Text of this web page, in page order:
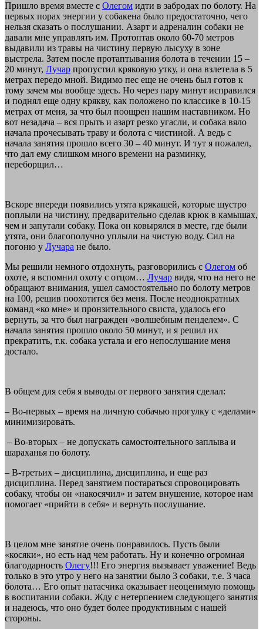
Пришло время вместе с Олегом идти в забродах по болоту. На
первых порах энергии у собакена было предостаточно, чего
нельзя сказать о послушании. Азарт и адреналин собаки не
давали мне управлять им. Протоптав около 60-70 метров
выдавили из травы на чистину первую лысуху в зоне
выстрела. Затем после протаптывания болота в течении 15 –
20 минут, Лучар пропустил кряковую утку, и она взлетела в 5
метрах передо мной. Видимо пес еще не очень был готов к
тому зачем мы вообще здесь. Но через пару минут исправился
и поднял еще одну крякву, как положено по классике в 10-15
метрах от меня, за что был поощрен нашим наставником. Но
вот незадача – вся прыть и азарт резко угасли, и собака вяло
начала прочесывать траву и болота с чистиной. А ведь с
начала занятия прошло всего 30 – 40 минут. И тут я пожалел,
что дал ему слишком много времени на разминку,
переборщил…
Вскоре впереди появились утята крякашей, которые шустро
поплыли на чистину, предварительно сделав крюк в камышах,
чем и запутали собаку. Пока он ковырялся в месте, где были
утята, они благополучно уплыли на чистую воду. Сил на
погоню у Лучара не было.
Мы решили немного отдохнуть, разговорились с Олегом об
охоте, я вспомнил охоту с отцом… Лучар видя, что на него не
обращают внимания, ушел самостоятельно по болоту метров
на 100, решив поохотится без меня. После неоднократных
команд «ко мне» и пронзительного свиста, удалось его
вернуть, за что был награжден «волшебным пенделем». С
начала занятия прошло около 50 минут, и я решил их
прекратить, т.к. собака устала и его непослушание меня
достало.
В общем для себя я выводы от первого занятия сделал:
– Во-первых – время на личную собачью прогулку с «делами»
минимизировать.
– Во-вторых – не допускать самостоятельного заплыва и
шараханья по болоту.
– В-третьих – дисциплина, дисциплина, и еще раз
дисциплина. Перед занятием постараться спровоцировать
собаку, чтобы он «накосячил» и затем внушение, которое нам
помогает «прийти в себя» и вернуть послушание.
В целом мне занятие очень понравилось. Пусть были
«косяки», но есть над чем работать. Ну и конечно огромная
благодарность Олегу!!! Его энергия вызывает уважение! Ведь
только в это утро у него на занятии было 3 собаки, т.е. 3 часа
болота… Его опыт натасчика оказывает неоценимую помощь
в воспитании собаки. Жду с нетерпением следующего занятия
и надеюсь, что оно будет более продуктивным с нашей
стороны.